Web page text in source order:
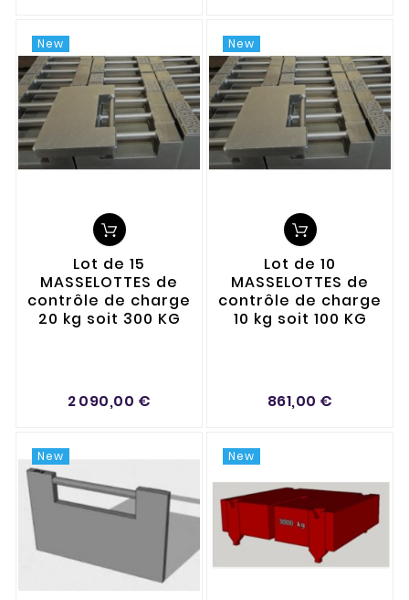
New
Lot de 15
MASSELOTTES de
contrôle de charge
20 kg soit 300 KG
2 090,00 €
New
Lot de 10
MASSELOTTES de
contrôle de charge
10 kg soit 100 KG
861,00 €
New New